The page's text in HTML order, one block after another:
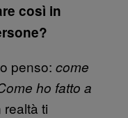
così in
penso: come
ho fatto a
realtà ti